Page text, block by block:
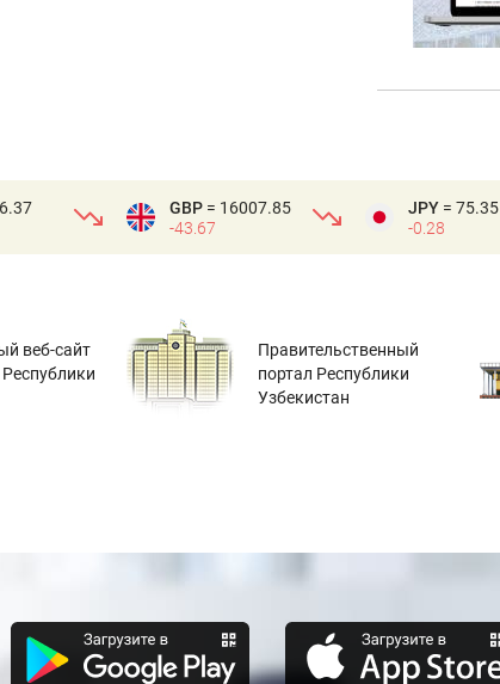
GBP = 16007.85
-43.67
JPY = 75.35
-0.28
веб-сайт
Правительственный
портал Республики
Узбекистан